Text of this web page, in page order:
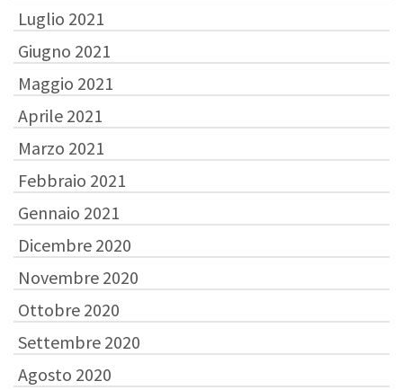
Luglio 2021
Giugno 2021
Maggio 2021
Aprile 2021
Marzo 2021
Febbraio 2021
Gennaio 2021
Dicembre 2020
Novembre 2020
Ottobre 2020
Settembre 2020
Agosto 2020